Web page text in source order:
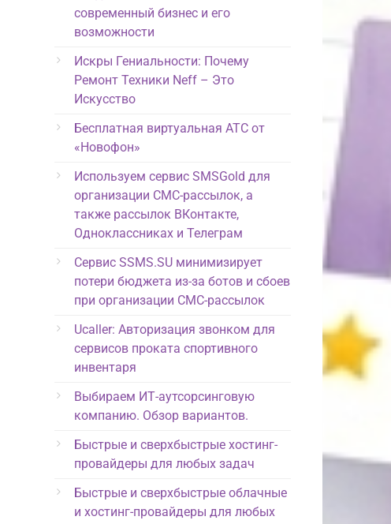
современный бизнес и его
возможности
Искры Гениальности: Почему
Ремонт Техники Neff – Это
Искусство
Бесплатная виртуальная АТС от
«Новофон»
Используем сервис SMSGold для
организации СМС-рассылок, а
также рассылок ВКонтакте,
Одноклассниках и Телеграм
Сервис SSMS.SU минимизирует
потери бюджета из-за ботов и сбоев
при организации СМС-рассылок
Ucaller: Авторизация звонком для
сервисов проката спортивного
инвентаря
Выбираем ИТ-аутсорсинговую
компанию. Обзор вариантов.
Быстрые и сверхбыстрые хостинг-
провайдеры для любых задач
Быстрые и сверхбыстрые облачные
и хостинг-провайдеры для любых